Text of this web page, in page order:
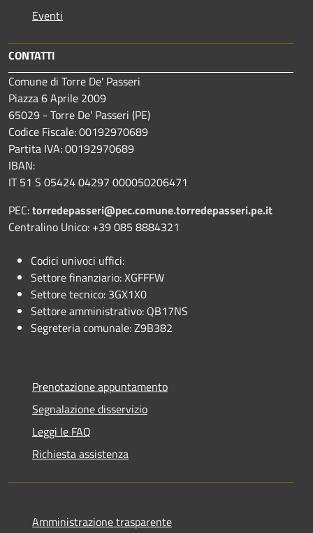
Eventi
CONTATTI
Comune di Torre De' Passeri
Piazza 6 Aprile 2009
65029 - Torre De' Passeri (PE)
Codice Fiscale: 00192970689
Partita IVA: 00192970689
IBAN:
IT 51 S 05424 04297 000050206471
PEC:torredepasseri@pec.comune.torredepasseri.pe.it
Centralino Unico: +39 085 8884321
Codici univoci uffici:
Settore finanziario: XGFFFW
Settore tecnico: 3GX1X0
Settore amministrativo: QB17NS
Segreteria comunale: Z9B382
Prenotazione appuntamento
Segnalazione disservizio
Leggi le FAQ
Richiesta assistenza
Amministrazione trasparente